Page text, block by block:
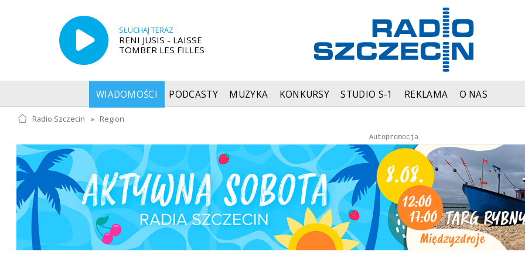
SŁUCHAJ TERAZ
RENI JUSIS - LAISSE
TOMBER LES FILLES
WIADOMOŚCI PODCASTY MUZYKA KONKURSY STUDIO S-1 REKLAMA O NAS
Radio Szczecin » Region
Autopromocja
Autopromocja
Reklama